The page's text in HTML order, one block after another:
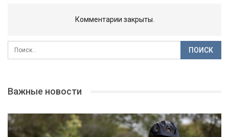
Комментарии закрыты.
Важные новости